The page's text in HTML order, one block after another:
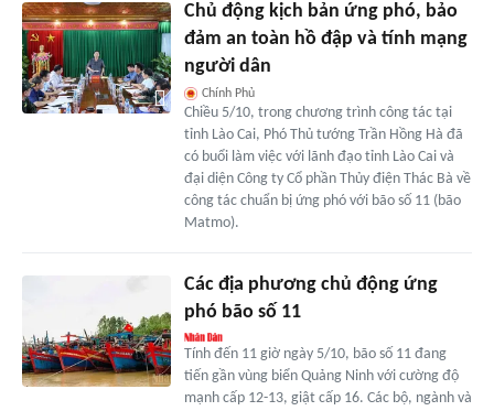
Chủ động kịch bản ứng phó, bảo
đảm an toàn hồ đập và tính mạng
người dân
Chính Phủ
Chiều 5/10, trong chương trình công tác tại
tỉnh Lào Cai, Phó Thủ tướng Trần Hồng Hà đã
có buổi làm việc với lãnh đạo tỉnh Lào Cai và
đại diện Công ty Cổ phần Thủy điện Thác Bà về
công tác chuẩn bị ứng phó với bão số 11 (bão
Matmo).
Các địa phương chủ động ứng
phó bão số 11
Tính đến 11 giờ ngày 5/10, bão số 11 đang
tiến gần vùng biển Quảng Ninh với cường độ
mạnh cấp 12-13, giật cấp 16. Các bộ, ngành và